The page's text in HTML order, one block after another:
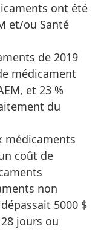
ont été
et/ou Santé
de 2019
médicament
et 23 %
du
médicaments
coût de
non
5000 $
jours ou